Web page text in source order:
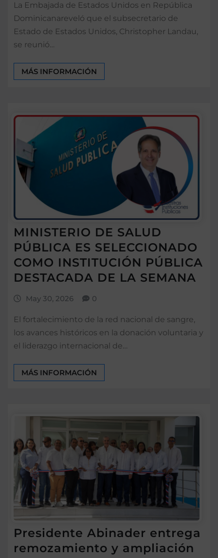
La Embajada de Estados Unidos en República
Dominicanareveló que el subsecretario de
Estado de Estados Unidos, Christopher Landau,
se reunió…
MÁS INFORMACIÓN
MINISTERIO DE SALUD
PÚBLICA ES SELECCIONADO
COMO INSTITUCIÓN PÚBLICA
DESTACADA DE LA SEMANA
May 30, 2026 0
El fortalecimiento de la red nacional de sangre,
los avances históricos en la donación voluntaria y
el liderazgo internacional de…
MÁS INFORMACIÓN
Presidente Abinader entrega
remozamiento y ampliación